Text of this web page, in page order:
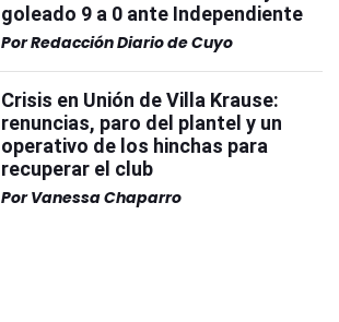
goleado 9 a 0 ante Independiente
PorRedacción Diario de Cuyo
Crisis en Unión de Villa Krause:
renuncias, paro del plantel y un
operativo de los hinchas para
recuperar el club
Por Vanessa Chaparro